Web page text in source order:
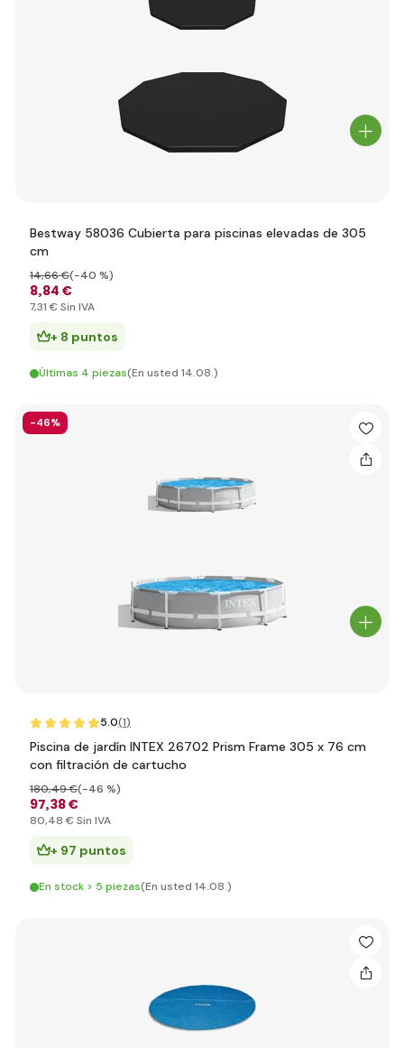
Bestway 58036 Cubierta para piscinas elevadas de 305
cm
8,84 €
14,66 €(-40 %)
7,31 € Sin IVA
+ 8 puntos
Últimas 4 piezas(En usted 14.08.)
-46%
5.0(1)
Piscina de jardín INTEX 26702 Prism Frame 305 x 76 cm
con filtración de cartucho
97,38 €
180,49 €(-46 %)
80,48 € Sin IVA
+ 97 puntos
En stock > 5 piezas(En usted 14.08.)